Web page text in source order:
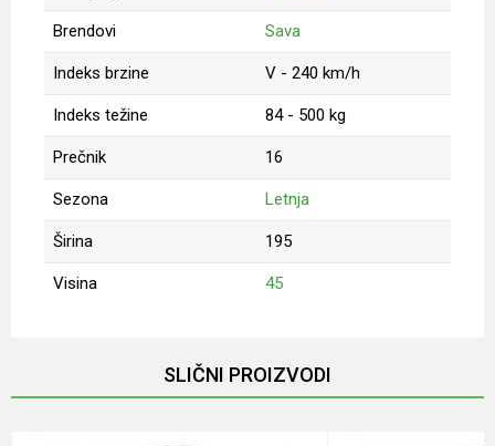
Brendovi Sava
Indeks brzine V - 240 km/h
Indeks težine 84 - 500 kg
Prečnik 16
Sezona Letnja
Širina 195
Visina 45
SLIČNI PROIZVODI